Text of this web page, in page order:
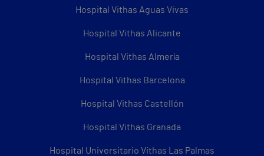
Hospital Vithas Aguas Vivas
Hospital Vithas Alicante
Hospital Vithas Almería
Hospital Vithas Barcelona
Hospital Vithas Castellón
Hospital Vithas Granada
Hospital Universitario Vithas Las Palmas